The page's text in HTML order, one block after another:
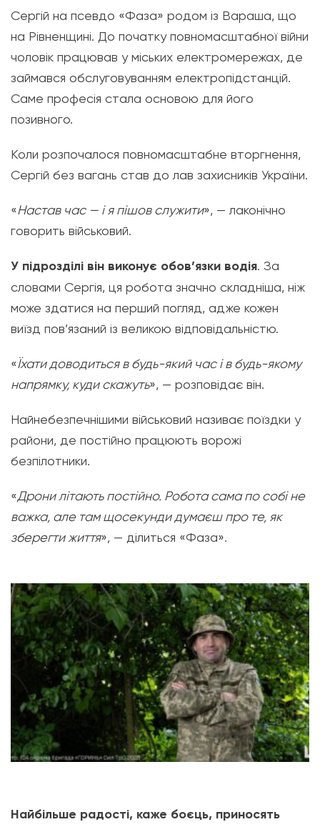
Сергій на псевдо «Фаза» родом із Вараша, що
на Рівненщині. До початку повномасштабної війни
чоловік працював у міських електромережах, де
займався обслуговуванням електропідстанцій.
Саме професія стала основою для його
позивного.
Коли розпочалося повномасштабне вторгнення,
Сергій без вагань став до лав захисників України.
«Настав час — і я пішов служити», — лаконічно
говорить військовий.
У підрозділі він виконує обов’язки водія. За
словами Сергія, ця робота значно складніша, ніж
може здатися на перший погляд, адже кожен
виїзд пов’язаний із великою відповідальністю.
«Їхати доводиться в будь-який час і в будь-якому
напрямку, куди скажуть», — розповідає він.
Найнебезпечнішими військовий називає поїздки у
райони, де постійно працюють ворожі
безпілотники.
«Дрони літають постійно. Робота сама по собі не
важка, але там щосекунди думаєш про те, як
зберегти життя», — ділиться «Фаза».
Найбільше радості, каже боєць, приносять